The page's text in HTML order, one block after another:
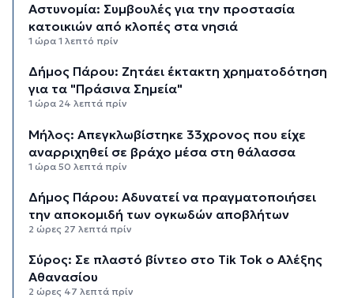
Αστυνομία: Συμβουλές για την προστασία
κατοικιών από κλοπές στα νησιά
1 ώρα 1 λεπτό πρίν
Δήμος Πάρου: Ζητάει έκτακτη χρηματοδότηση
για τα "Πράσινα Σημεία"
1 ώρα 24 λεπτά πρίν
Μήλος: Απεγκλωβίστηκε 33χρονος που είχε
αναρριχηθεί σε βράχο μέσα στη θάλασσα
1 ώρα 50 λεπτά πρίν
Δήμος Πάρου: Αδυνατεί να πραγματοποιήσει
την αποκομιδή των ογκωδών αποβλήτων
2 ώρες 27 λεπτά πρίν
Σύρος: Σε πλαστό βίντεο στο Tik Tok ο Αλέξης
Αθανασίου
2 ώρες 47 λεπτά πρίν